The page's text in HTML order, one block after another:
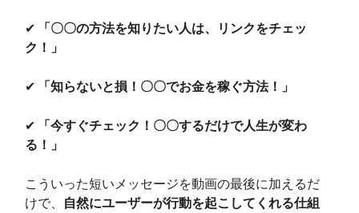
✔
「〇〇の方法を知りたい人は、リンクをチェッ
ク！」
✔ 「知らないと損！〇〇でお金を稼ぐ方法！」
✔
「今すぐチェック！〇〇するだけで人生が変わ
る！」
こういった短いメッセージを動画の最後に加えるだ
けで、
自然にユーザーが行動を起こしてくれる仕組